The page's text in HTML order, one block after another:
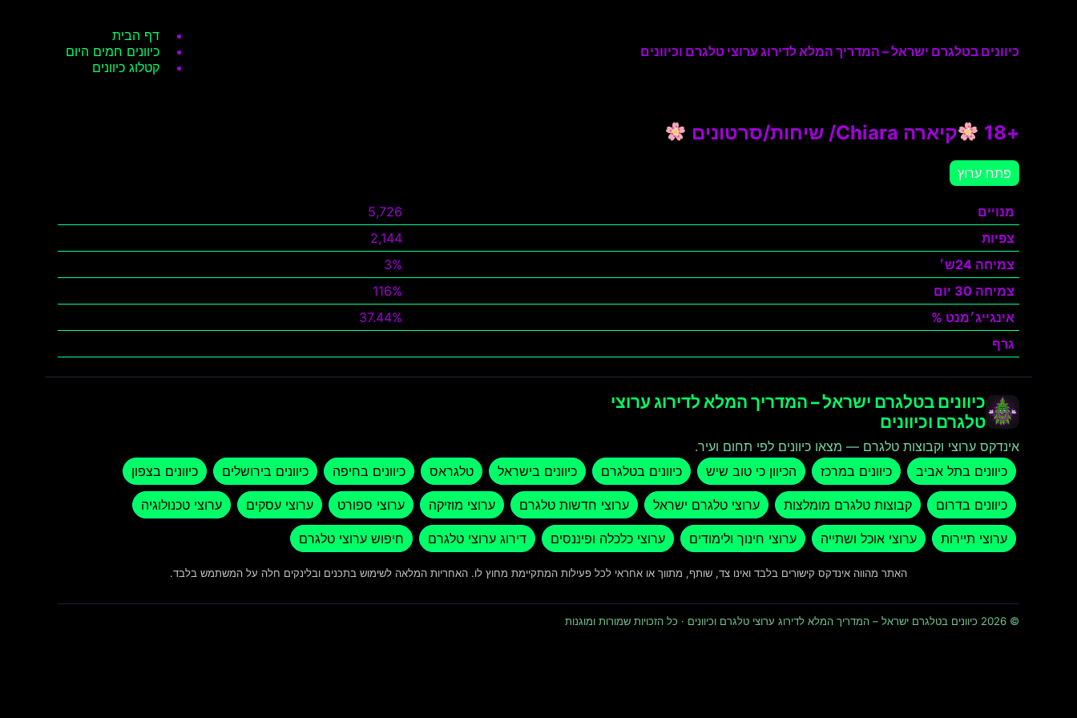
כיוונים בטלגרם ישראל – המדריך המלא לדירוג ערוצי טלגרם וכיוונים
דף הבית
כיוונים חמים היום
קטלוג כיוונים
+18 קיארה Chiara/ שיחות/סרטונים
פתח ערוץ
מנויים
5,726
צפיות
2,144
צמיחה 24ש׳
3%
צמיחה 30 יום
116%
אינגייג׳מנט %
37.44%
גרף
כיוונים בטלגרם ישראל – המדריך המלא לדירוג ערוצי
טלגרם וכיוונים
אינדקס ערוצי וקבוצות טלגרם — מצאו כיוונים לפי תחום ועיר.
כיוונים בתל אביב
כיוונים במרכז הכיוון כי טוב שיש כיוונים בטלגרם כיוונים בישראל טלגראס כיוונים בחיפה כיוונים בירושלים כיוונים בצפון
כיוונים בדרום קבוצות טלגרם מומלצות ערוצי טלגרם ישראל ערוצי חדשות טלגרם ערוצי מוזיקה ערוצי ספורט ערוצי עסקים ערוצי טכנולוגיה
ערוצי תיירות ערוצי אוכל ושתייה ערוצי חינוך ולימודים ערוצי כלכלה ופיננסים דירוג ערוצי טלגרם חיפוש ערוצי טלגרם
האתר מהווה אינדקס קישורים בלבד ואינו צד, שותף, מתווך או אחראי לכל פעילות המתקיימת מחוץ לו. האחריות המלאה לשימוש בתכנים ובלינקים חלה על המשתמש בלבד.
© 2026 כיוונים בטלגרם ישראל – המדריך המלא לדירוג ערוצי טלגרם וכיוונים · כל הזכויות שמורות ומוגנות